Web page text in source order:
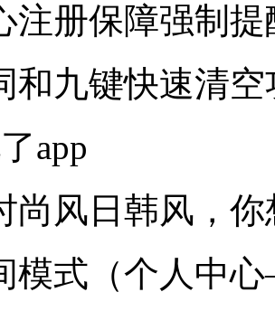
注册保障强制
和九键快速清空
app
尚风日韩风，
模式（个人中